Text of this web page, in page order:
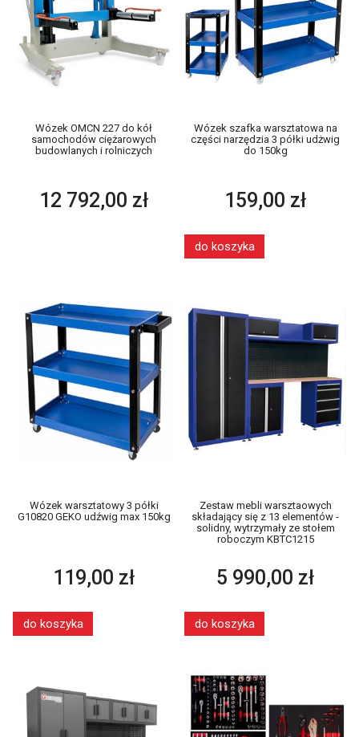
Wózek OMCN 227 do kół
samochodów ciężarowych
budowlanych i rolniczych
12 792,00 zł
Wózek szafka warsztatowa na
części narzędzia 3 półki udżwig
do 150kg
159,00 zł
do koszyka
Wózek warsztatowy 3 półki
G10820 GEKO udźwig max 150kg
119,00 zł
do koszyka
Zestaw mebli warsztaowych
składający się z 13 elementów -
solidny, wytrzymały ze stołem
roboczym KBTC1215
5 990,00 zł
do koszyka